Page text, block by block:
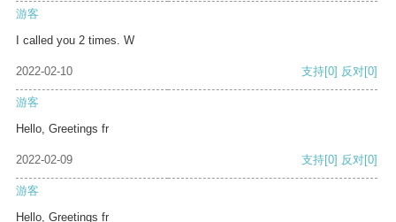
游客
I called you 2 times. W
2022-02-10 支持[0] 反对[0]
游客
Hello, Greetings fr
2022-02-09 支持[0] 反对[0]
游客
Hello, Greetings fr